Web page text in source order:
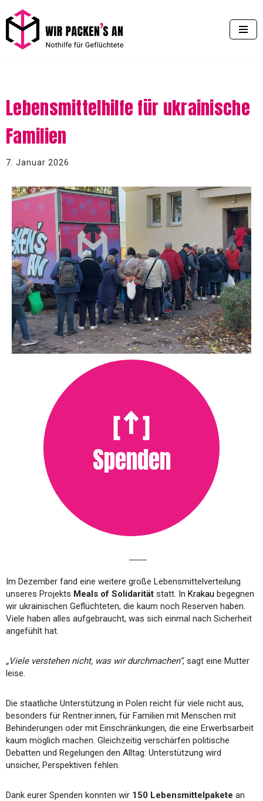
Zum
Inhalt
Lebensmittelhilfe für ukrainische
Familien
7. Januar 2026
Spenden
Im Dezember fand eine weitere große Lebensmittelverteilung
unseres Projekts Meals of Solidarität statt. In Krakau begegnen
wir ukrainischen Geflüchteten, die kaum noch Reserven haben.
Viele haben alles aufgebraucht, was sich einmal nach Sicherheit
angefühlt hat.
„Viele verstehen nicht, was wir durchmachen“, sagt eine Mutter
leise.
Die staatliche Unterstützung in Polen reicht für viele nicht aus,
besonders für Rentner:innen, für Familien mit Menschen mit
Behinderungen oder mit Einschränkungen, die eine Erwerbsarbeit
kaum möglich machen. Gleichzeitig verschärfen politische
Debatten und Regelungen den Alltag: Unterstützung wird
unsicher, Perspektiven fehlen.
Dank eurer Spenden konnten wir 150 Lebensmittelpakete an